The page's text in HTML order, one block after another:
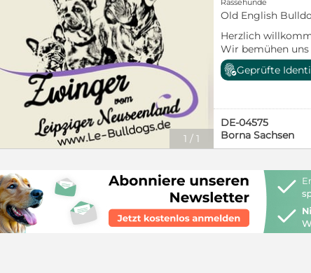
1 /1
Rassehunde
Old English
Herzlich
Wir bemühen
informative
Meinung sind,
zum lesen!!!
Geprüfte
DE-04575
Borna Sachsen